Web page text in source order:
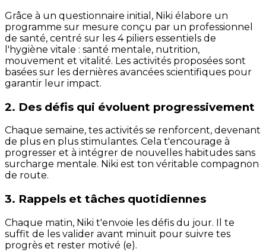
Grâce à un questionnaire initial, Niki élabore un
programme sur mesure conçu par un professionnel
de santé, centré sur les 4 piliers essentiels de
l'hygiène vitale : santé mentale, nutrition,
mouvement et vitalité. Les activités proposées sont
basées sur les dernières avancées scientifiques pour
garantir leur impact.
2. Des défis qui évoluent progressivement
Chaque semaine, tes activités se renforcent, devenant
de plus en plus stimulantes. Cela t'encourage à
progresser et à intégrer de nouvelles habitudes sans
surcharge mentale. Niki est ton véritable compagnon
de route.
3. Rappels et tâches quotidiennes
Chaque matin, Niki t'envoie les défis du jour. Il te
suffit de les valider avant minuit pour suivre tes
progrès et rester motivé (e).